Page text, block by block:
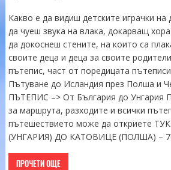
Какво е да видиш детските играчки на
да чуеш звука на влака, докарващ
да докоснеш стените, на които са
своите деца и деца за своите
пътепис, част от поредицата
Пътуване до Исландия през Полша и
ПЪТЕПИС –> От България до Унгария
за маршрута, разходите и всички
пътешествието може да откриете
(УНГАРИЯ) ДО КАТОВИЦЕ (ПОЛША) –
ПРОЧЕТИ ОЩЕ